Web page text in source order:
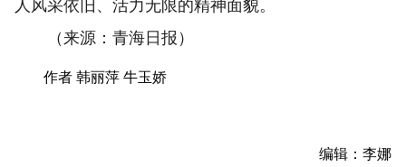
人风采依旧、活力无限的精神面貌。
（来源：青海日报）
作者 韩丽萍 牛玉娇
编辑：李娜